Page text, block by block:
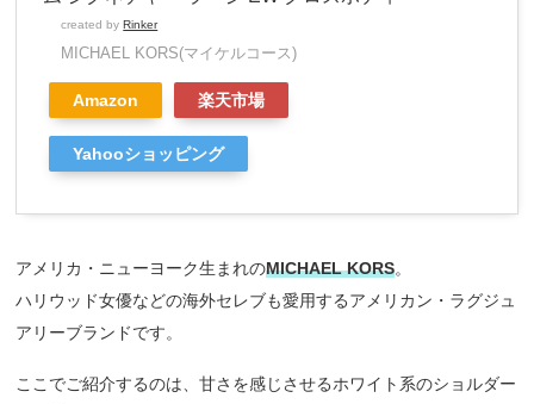
created by Rinker
MICHAEL KORS(マイケルコース)
Amazon 楽天市場
Yahooショッピング
アメリカ・ニューヨーク生まれのMICHAEL KORS。
ハリウッド女優などの海外セレブも愛用するアメリカン・ラグジュ
アリーブランドです。
ここでご紹介するのは、甘さを感じさせるホワイト系のショルダー